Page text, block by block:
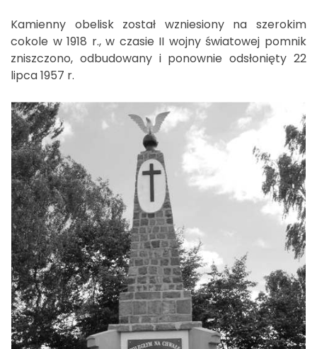
Kamienny obelisk został wzniesiony na szerokim
cokole w 1918 r., w czasie II wojny światowej pomnik
zniszczono, odbudowany i ponownie odsłonięty 22
lipca 1957 r.